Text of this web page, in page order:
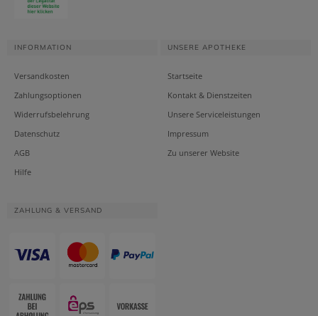
INFORMATION
Versandkosten
Zahlungsoptionen
Widerrufsbelehrung
Datenschutz
AGB
Hilfe
UNSERE APOTHEKE
Startseite
Kontakt & Dienstzeiten
Unsere Serviceleistungen
Impressum
Zu unserer Website
ZAHLUNG & VERSAND